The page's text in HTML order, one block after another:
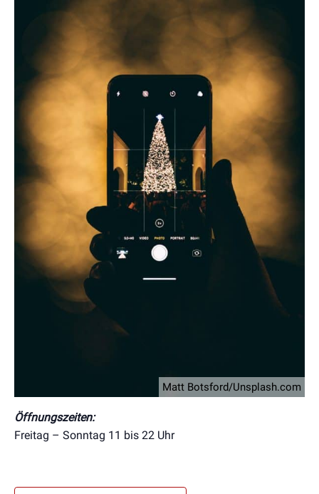
Matt Botsford/Unsplash.com
Öffnungszeiten:
Freitag – Sonntag 11 bis 22 Uhr